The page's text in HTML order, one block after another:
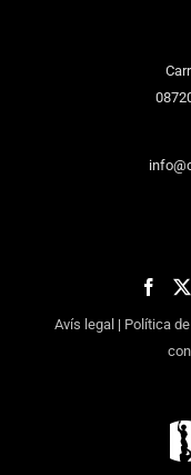
Avís legal | Política